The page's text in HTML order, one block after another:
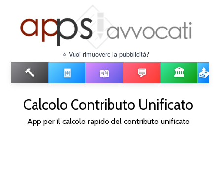
⭐ Vuoi rimuovere la pubblicità?
🔨 🧾 📖 💬 🏛️ 📤
Calcolo Contributo Unificato
App per il calcolo rapido del contributo unificato